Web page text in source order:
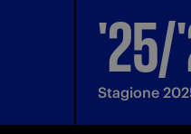
'25/
Stagione